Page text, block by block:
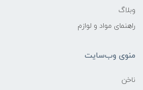
وبلاگ
راهنمای مواد و لوازم
منوی وب‌سایت
ناخن